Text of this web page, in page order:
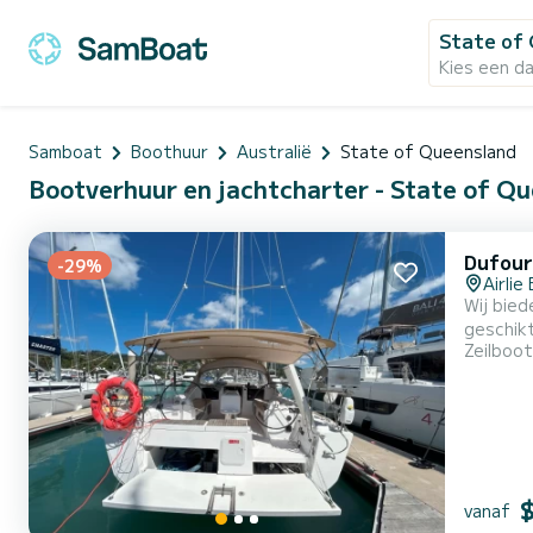
State of
Kies een
Samboat Boothuur Australië State of Queensland
Bootverhuur en jachtcharter - State of
-29%
Airlie
Wij
geschikt
is 13
Zeilboot
vanaf